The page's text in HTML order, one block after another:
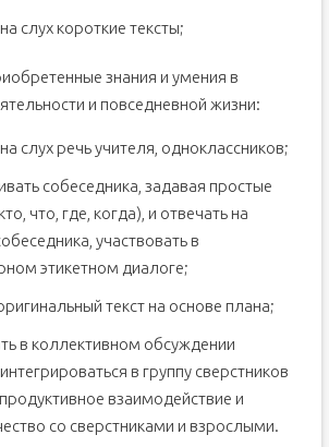
слух короткие тексты;
знания и умения в
и повседневной жизни:
слух речь учителя, одноклассников;
собеседника, задавая простые
что, где, когда), и отвечать на
участвовать в
этикетном диалоге;
текст на основе плана;
в коллективном обсуждении
в группу сверстников
взаимодействие и
со сверстниками и взрослыми.